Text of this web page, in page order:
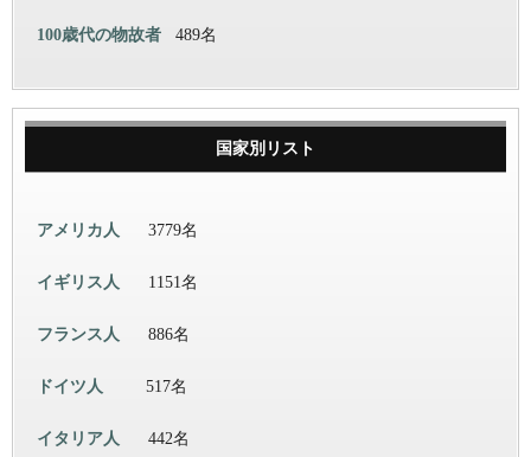
100歳代の物故者 489名
国家別リスト
アメリカ人 3779名
イギリス人 1151名
フランス人 886名
ドイツ人 517名
イタリア人 442名